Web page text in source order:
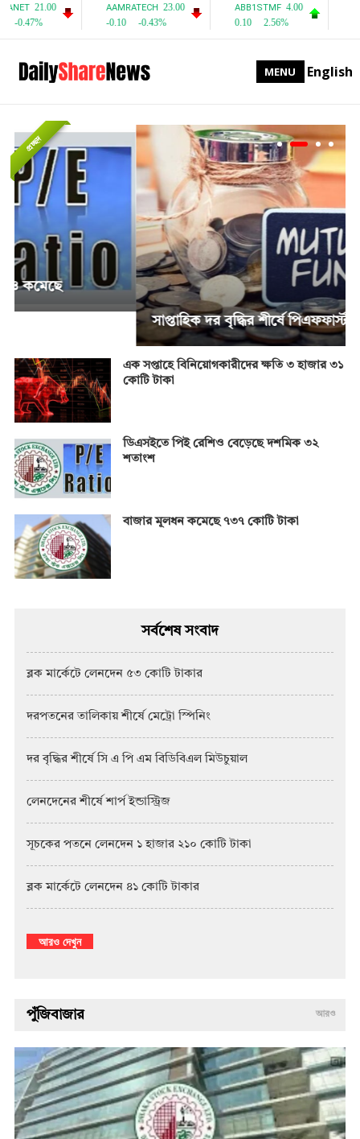
MENU English
সাপ্তাহিক দর বৃদ্ধির শীর্ষে পিএফফার্স্ট মিউচুয়াল ফান্ড
এক সপ্তাহে বিনিয়োগকারীদের ক্ষতি ৩ হাজার ৩১
কোটি টাকা
ডিএসইতে পিই রেশিও বেড়েছে দশমিক ৩২
শতাংশ
বাজার মূলধন কমেছে ৭৩৭ কোটি টাকা
প্রচ্ছদ
সর্বশেষ সংবাদ
ব্লক মার্কেটে লেনদেন ৫৩ কোটি টাকার
দরপতনের তালিকায় শীর্ষে মেট্রো স্পিনিং
দর বৃদ্ধির শীর্ষে সি এ পি এম বিডিবিএল মিউচুয়াল
লেনদেনের শীর্ষে শার্প ইন্ডাস্ট্রিজ
সূচকের পতনে লেনদেন ১ হাজার ২১০ কোটি টাকা
ব্লক মার্কেটে লেনদেন ৪১ কোটি টাকার
আরও দেখুন
পুঁজিবাজার আরও